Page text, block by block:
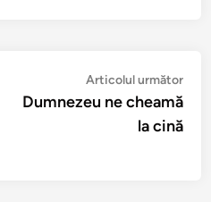
Articolul următor
Dumnezeu ne cheamă
la cină